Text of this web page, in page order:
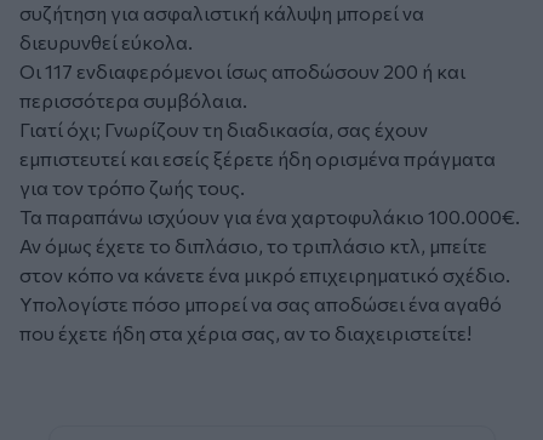
συζήτηση για ασφαλιστική κάλυψη μπορεί να
διευρυνθεί εύκολα.
Οι 117 ενδιαφερόμενοι ίσως αποδώσουν 200 ή και
περισσότερα συμβόλαια.
Γιατί όχι; Γνωρίζουν τη διαδικασία, σας έχουν
εμπιστευτεί και εσείς ξέρετε ήδη ορισμένα πράγματα
για τον τρόπο ζωής τους.
Τα παραπάνω ισχύουν για ένα χαρτοφυλάκιο 100.000€.
Αν όμως έχετε το διπλάσιο, το τριπλάσιο κτλ, μπείτε
στον κόπο να κάνετε ένα μικρό επιχειρηματικό σχέδιο.
Υπολογίστε πόσο μπορεί να σας αποδώσει ένα αγαθό
που έχετε ήδη στα χέρια σας, αν το διαχειριστείτε!